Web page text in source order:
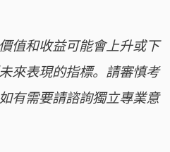
值和收益可能會上升或下
來表現的指標。請審慎考
有需要請諮詢獨立專業意